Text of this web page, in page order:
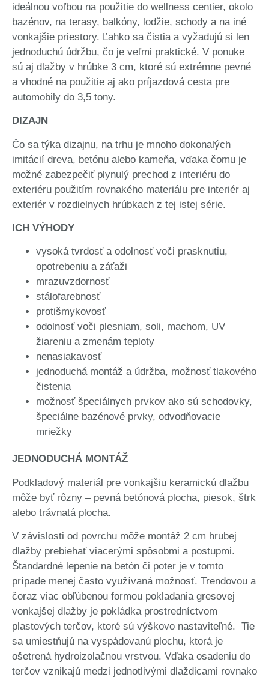
ideálnou voľbou na použitie do wellness centier, okolo
bazénov, na terasy, balkóny, lodžie, schody a na iné
vonkajšie priestory. Ľahko sa čistia a vyžadujú si len
jednoduchú údržbu, čo je veľmi praktické. V ponuke
sú aj dlažby v hrúbke 3 cm, ktoré sú extrémne pevné
a vhodné na použitie aj ako príjazdová cesta pre
automobily do 3,5 tony.
DIZAJN
Čo sa týka dizajnu, na trhu je mnoho dokonalých
imitácií dreva, betónu alebo kameňa, vďaka čomu je
možné zabezpečiť plynulý prechod z interiéru do
exteriéru použitím rovnakého materiálu pre interiér aj
exteriér v rozdielnych hrúbkach z tej istej série.
ICH VÝHODY
vysoká tvrdosť a odolnosť voči prasknutiu,
opotrebeniu a záťaži
mrazuvzdornosť
stálofarebnosť
protišmykovosť
odolnosť voči plesniam, soli, machom, UV
žiareniu a zmenám teploty
nenasiakavosť
jednoduchá montáž a údržba, možnosť tlakového
čistenia
možnosť špeciálnych prvkov ako sú schodovky,
špeciálne bazénové prvky, odvodňovacie
mriežky
JEDNODUCHÁ MONTÁŽ
Podkladový materiál pre vonkajšiu keramickú dlažbu
môže byť rôzny – pevná betónová plocha, piesok, štrk
alebo trávnatá plocha.
V závislosti od povrchu môže montáž 2 cm hrubej
dlažby prebiehať viacerými spôsobmi a postupmi.
Štandardné lepenie na betón či poter je v tomto
prípade menej často využívaná možnosť. Trendovou a
čoraz viac obľúbenou formou pokladania gresovej
vonkajšej dlažby je pokládka prostredníctvom
plastových terčov, ktoré sú výškovo nastaviteľné. Tie
sa umiestňujú na vyspádovanú plochu, ktorá je
ošetrená hydroizolačnou vrstvou. Vďaka osadeniu do
terčov vznikajú medzi jednotlivými dlaždicami rovnako